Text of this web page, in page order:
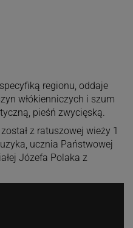
regionu, oddaje
włókienniczych i szum
pieśń zwycięską.
z ratuszowej wieży 1
ucznia Państwowej
Józefa Polaka z